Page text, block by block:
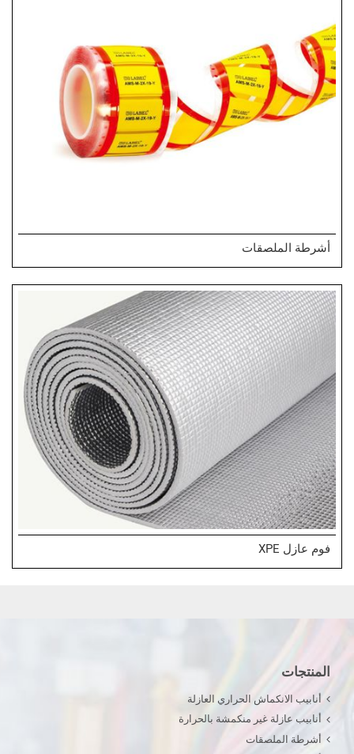
أشرطة الملصقات
فوم عازل XPE
المنتجات
أنابيب الانكماش الحراري العازلة
أنابيب عازلة غير منكمشة بالحرارة
أشرطة الملصقات